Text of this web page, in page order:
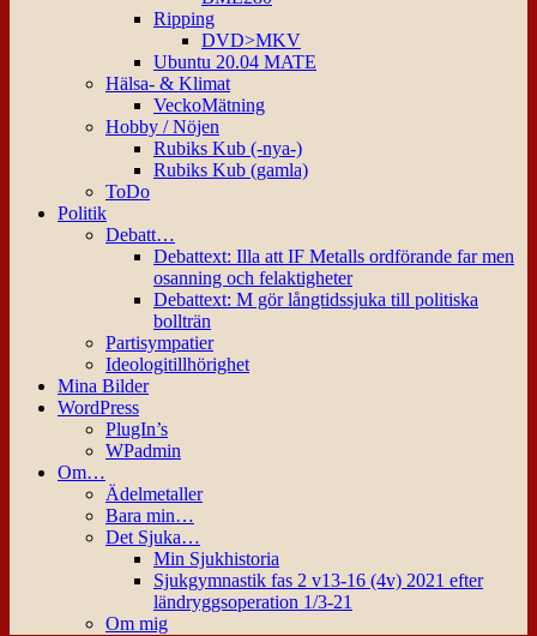
Ripping
DVD>MKV
Ubuntu 20.04 MATE
Hälsa- & Klimat
VeckoMätning
Hobby / Nöjen
Rubiks Kub (-nya-)
Rubiks Kub (gamla)
ToDo
Politik
Debatt…
Debattext: Illa att IF Metalls ordförande far men
osanning och felaktigheter
Debattext: M gör långtidssjuka till politiska
bollträn
Partisympatier
Ideologitillhörighet
Mina Bilder
WordPress
PlugIn’s
WPadmin
Om…
Ädelmetaller
Bara min…
Det Sjuka…
Min Sjukhistoria
Sjukgymnastik fas 2 v13-16 (4v) 2021 efter
ländryggsoperation 1/3-21
Om mig